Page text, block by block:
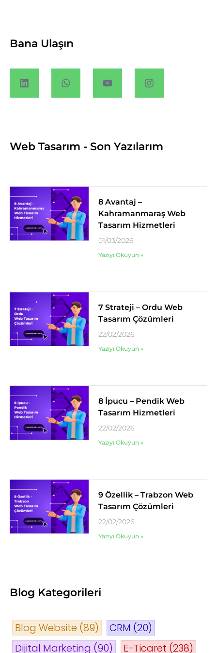
Bana Ulaşın
Web Tasarım - Son Yazılarım
8 Avantaj –
Kahramanmaraş Web
Tasarım Hizmetleri
01/03/2026
Yazıyı Okuyun »
7 Strateji – Ordu Web
Tasarım Çözümleri
22/02/2026
Yazıyı Okuyun »
8 İpucu – Pendik Web
Tasarım Hizmetleri
22/02/2026
Yazıyı Okuyun »
9 Özellik – Trabzon Web
Tasarım Çözümleri
22/02/2026
Yazıyı Okuyun »
Blog Kategorileri
Blog Website (89) CRM (20)
Dijital Marketing (90) E-Ticaret (238)